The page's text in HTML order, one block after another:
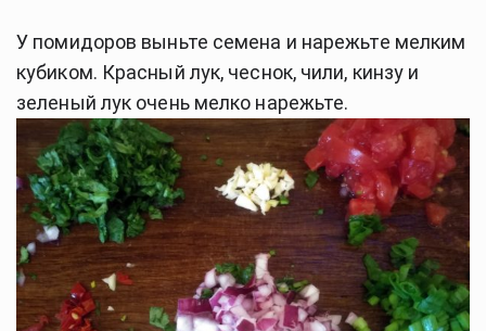
У помидоров выньте семена и нарежьте мелким
кубиком. Красный лук, чеснок, чили, кинзу и
зеленый лук очень мелко нарежьте.